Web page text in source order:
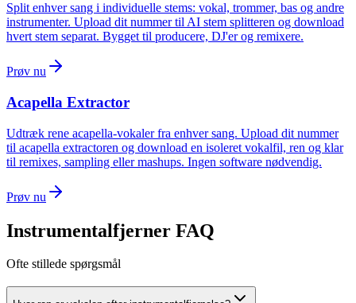
Split enhver sang i individuelle stems: vokal, trommer, bas og andre
instrumenter. Upload dit nummer til AI stem splitteren og download
hvert stem separat. Bygget til producere, DJ'er og remixere.
Prøv nu
Acapella Extractor
Udtræk rene acapella-vokaler fra enhver sang. Upload dit nummer
til acapella extractoren og download en isoleret vokalfil, ren og klar
til remixes, sampling eller mashups. Ingen software nødvendig.
Prøv nu
Instrumentalfjerner FAQ
Ofte stillede spørgsmål